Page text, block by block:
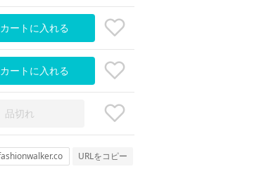
カートに入れる
カートに入れる
品切れ
URLをコピー